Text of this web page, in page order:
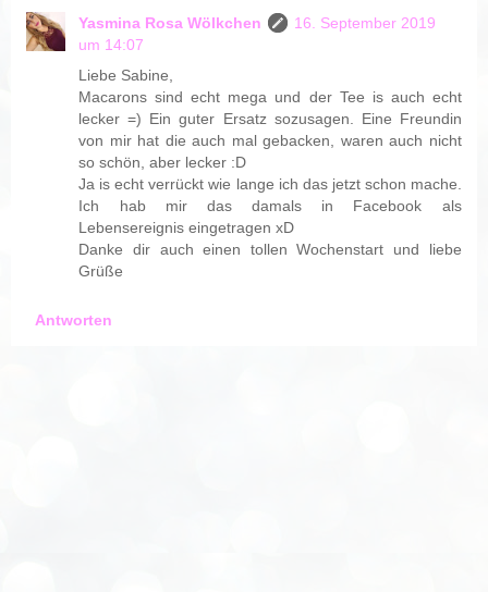
Yasmina Rosa Wölkchen
16. September 2019
um 14:07
Liebe Sabine,
Macarons sind echt mega und der Tee is auch echt
lecker =) Ein guter Ersatz sozusagen. Eine Freundin
von mir hat die auch mal gebacken, waren auch nicht
so schön, aber lecker :D
Ja is echt verrückt wie lange ich das jetzt schon mache.
Ich hab mir das damals in Facebook als
Lebensereignis eingetragen xD
Danke dir auch einen tollen Wochenstart und liebe
Grüße
Antworten